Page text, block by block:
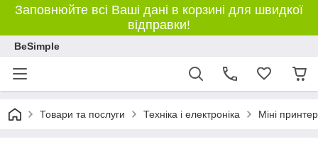
Заповнюйте всі Ваші дані в корзині для швидкої
відправки!
BeSimple
Товари та послуги Техніка і електроніка Міні